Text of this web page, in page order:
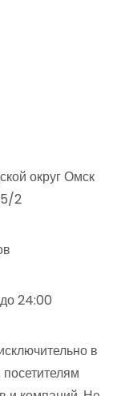
округ Омск
2
24:00
в